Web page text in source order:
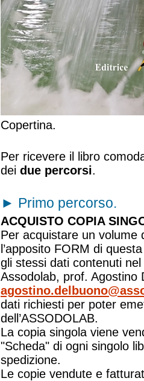
Copertina.
Per ricevere il libro
dei due percorsi.
► Primo percorso.
ACQUISTO COPIA
Per acquistare un volume
l’apposito FORM di
gli stessi dati contenuti
Assodolab, prof. Agostino
dati richiesti per poter
dell’ASSODOLAB.
La copia singola viene
"Scheda" di ogni singolo
spedizione.
Le copie vendute e